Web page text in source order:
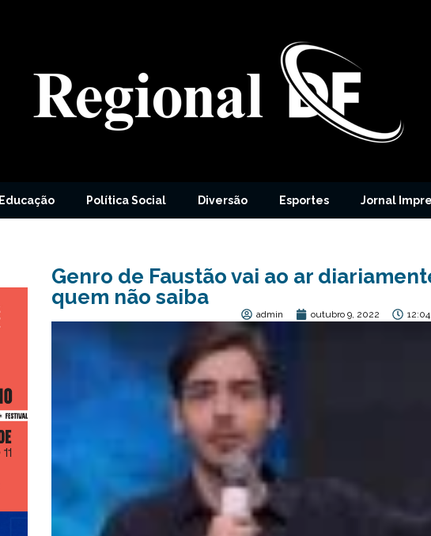
Educação Política Social Diversão Esportes Jornal
Genro de Faustão vai ao ar
quem não saiba
admin outubro 9, 2022